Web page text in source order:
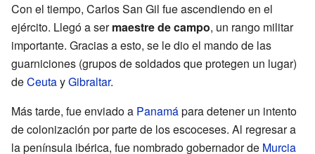
Con el tiempo, Carlos San Gil fue ascendiendo en el
ejército. Llegó a sermaestre de campo, un rango militar
importante. Gracias a esto, se le dio el mando de las
guarniciones (grupos de soldados que protegen un lugar)
deCeutayGibraltar.
Más tarde, fue enviado a Panamápara detener un intento
de colonización por parte de los escoceses. Al regresar a
la península ibérica, fue nombrado gobernador de Murcia